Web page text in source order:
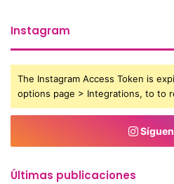
Instagram
The Instagram Access Token is
options page > Integrations, to to
Últimas publicaciones